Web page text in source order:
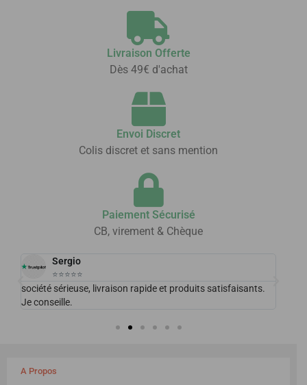
Livraison Offerte
Dès 49€ d'achat
Envoi Discret
Colis discret et sans mention
Paiement Sécurisé
CB, virement & Chèque
Sergio
⭐⭐⭐⭐⭐
société sérieuse, livraison rapide et produits satisfaisants.
Je conseille.
A Propos